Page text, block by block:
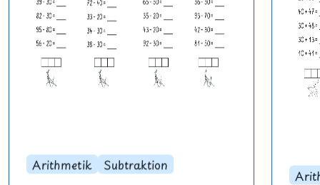
Arithmetik Subtraktion